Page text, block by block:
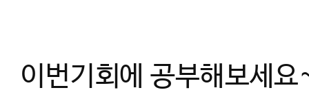
이번기회에 공부해보세